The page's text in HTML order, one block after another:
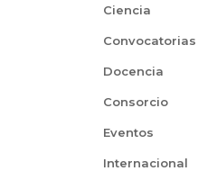
Ciencia
Convocatorias
Docencia
Consorcio
Eventos
Internacional